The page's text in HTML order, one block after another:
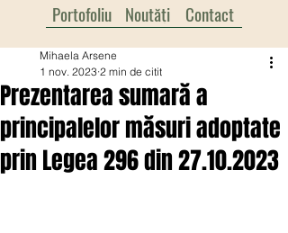
Portofoliu Noutăți Contact
Prezentarea sumară a
principalelor măsuri adoptate
prin Legea 296 din 27.10.2023
Mihaela Arsene
1 nov. 2023 2 min de citit